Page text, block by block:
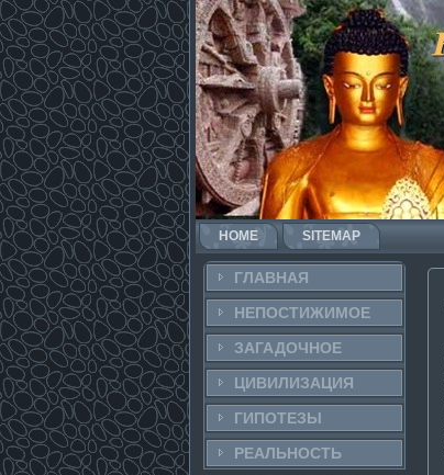
HOME SITEMAP
ГЛАВНАЯ
НЕПОСТИ­ЖИМОЕ
ЗАГАДОЧНΟЕ
ЦИВИЛИЗАЦИЯ
ГИПОТЕЗЫ
РЕАЛЬНΟСТЬ